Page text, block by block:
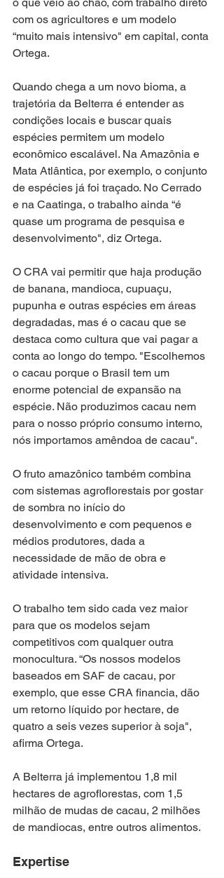
com os agricultores e um modelo
“muito mais intensivo" em capital, conta
Ortega.
Quando chega a um novo bioma, a
trajetória da Belterra é entender as
condições locais e buscar quais
espécies permitem um modelo
econômico escalável. Na Amazônia e
Mata Atlântica, por exemplo, o conjunto
de espécies já foi traçado. No Cerrado
e na Caatinga, o trabalho ainda “é
quase um programa de pesquisa e
desenvolvimento", diz Ortega.
O CRA vai permitir que haja produção
de banana, mandioca, cupuaçu,
pupunha e outras espécies em áreas
degradadas, mas é o cacau que se
destaca como cultura que vai pagar a
conta ao longo do tempo. "Escolhemos
o cacau porque o Brasil tem um
enorme potencial de expansão na
espécie. Não produzimos cacau nem
para o nosso próprio consumo interno,
nós importamos amêndoa de cacau".
O fruto amazônico também combina
com sistemas agroflorestais por gostar
de sombra no início do
desenvolvimento e com pequenos e
médios produtores, dada a
necessidade de mão de obra e
atividade intensiva.
O trabalho tem sido cada vez maior
para que os modelos sejam
competitivos com qualquer outra
monocultura. “Os nossos modelos
baseados em SAF de cacau, por
exemplo, que esse CRA financia, dão
um retorno líquido por hectare, de
quatro a seis vezes superior à soja",
afirma Ortega.
A Belterra já implementou 1,8 mil
hectares de agroflorestas, com 1,5
milhão de mudas de cacau, 2 milhões
de mandiocas, entre outros alimentos.
Expertise